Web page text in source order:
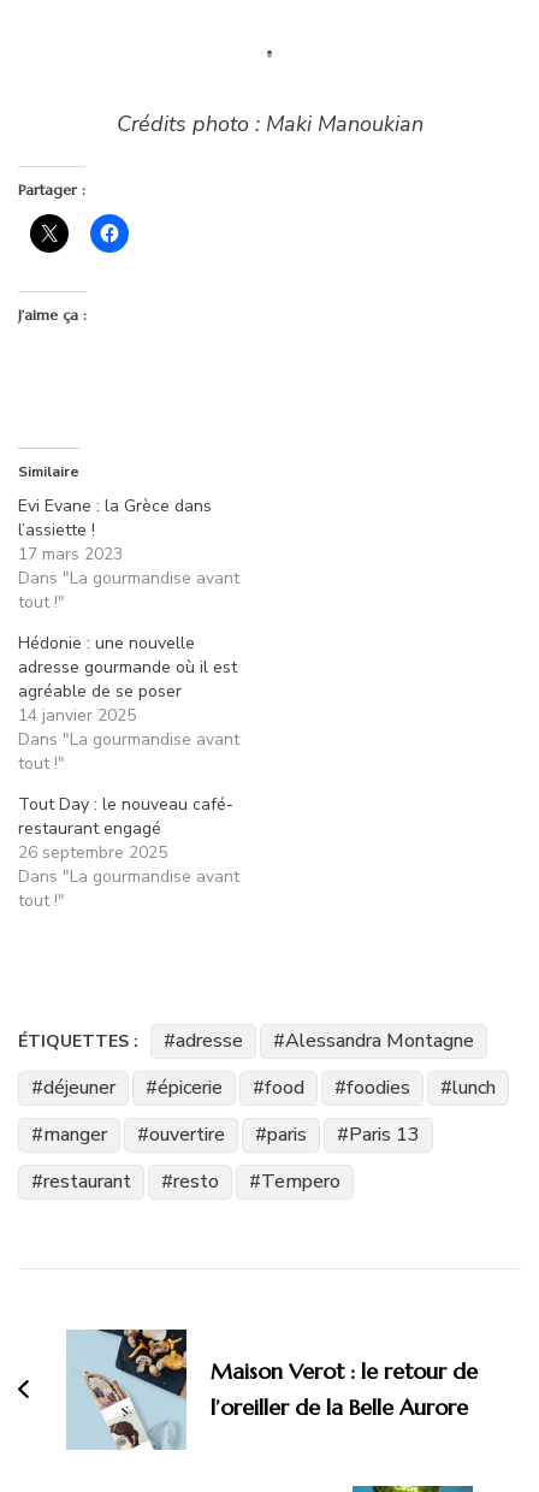
Crédits photo : Maki Manoukian
Partager :
J’aime ça :
Similaire
Evi Evane : la Grèce dans
l’assiette !
17 mars 2023
Dans "La gourmandise avant
tout !"
Hédonie : une nouvelle
adresse gourmande où il est
agréable de se poser
14 janvier 2025
Dans "La gourmandise avant
tout !"
Tout Day : le nouveau café-
restaurant engagé
26 septembre 2025
Dans "La gourmandise avant
tout !"
ÉTIQUETTES : adresse
Alessandra Montagne
déjeuner
épicerie food foodies
lunch
manger
ouvertire paris
Paris 13
restaurant
resto Tempero
d'article
Maison Verot : le retour de
l’oreiller de la Belle Aurore